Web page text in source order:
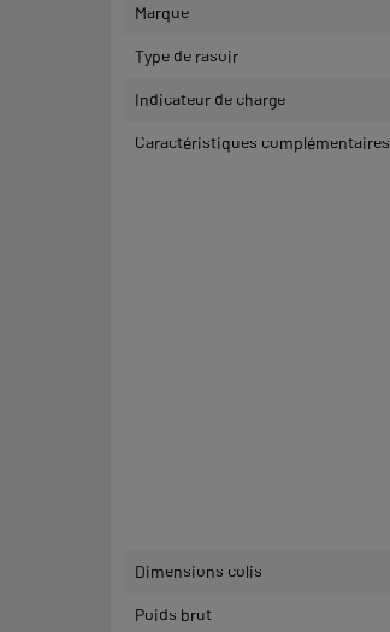
Marque
Type de rasoir
Indicateur de charge
Caractéristiques complémentaires
Dimensions colis
Poids brut